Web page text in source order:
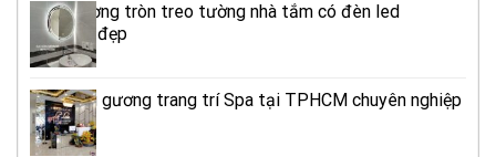
Mẫu Gương tròn treo tường nhà tắm có đèn led
TPHCM đẹp
Thi công gương trang trí Spa tại TPHCM chuyên nghiệp